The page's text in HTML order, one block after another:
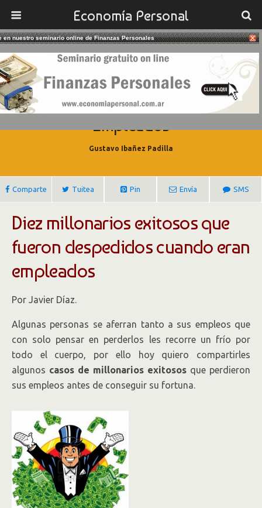
Economía Personal
26/06/2017
Diez Triunfadores Que Fueron
Despedidos Cuando Eran
Empleados
Gustavo Ibañez Padilla
Comparte Tuitea Pin Envía SMS
Diez millonarios exitosos que
fueron despedidos cuando eran
empleados
Por Javier Díaz.
Algunas personas se aferran tanto a sus empleos que
con solo pensar en perderlos les recorre un frío por
todo el cuerpo, por ello hoy quiero compartirles
algunos casos de millonarios exitosos que perdieron
sus empleos antes de conseguir su fortuna.
en nuestro seminario online de Finanzas Personales